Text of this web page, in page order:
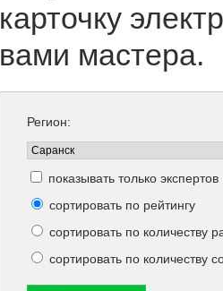
карточку
вами мастера.
Регион:
показывать только
сортировать по рейтингу
сортировать по количеству
сортировать по количеству